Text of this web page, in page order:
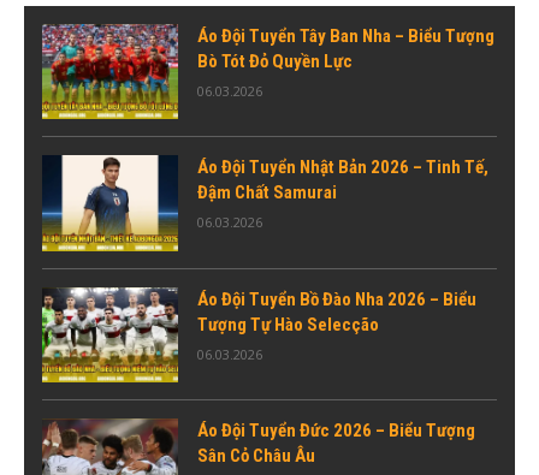
Áo Đội Tuyển Tây Ban Nha – Biểu Tượng
Bò Tót Đỏ Quyền Lực
06.03.2026
Áo Đội Tuyển Nhật Bản 2026 – Tinh Tế,
Đậm Chất Samurai
06.03.2026
Áo Đội Tuyển Bồ Đào Nha 2026 – Biểu
Tượng Tự Hào Selecção
06.03.2026
Áo Đội Tuyển Đức 2026 – Biểu Tượng
Sân Cỏ Châu Âu